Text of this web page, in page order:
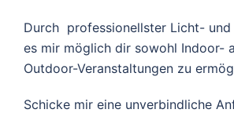
Durch professionellster Licht- und
es mir möglich dir sowohl Indoor-
Outdoor-Veranstaltungen zu
Schicke mir eine unverbindliche